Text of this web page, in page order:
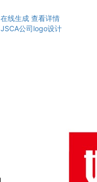
在线生成 查看详情
JSCA公司logo设计